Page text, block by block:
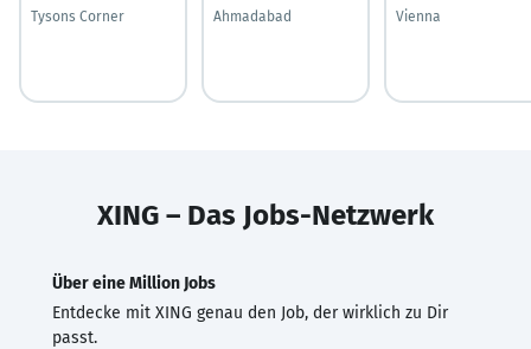
Tysons Corner
Ahmadabad
Vienna
XING – Das Jobs-Netzwerk
Über eine Million Jobs
Entdecke mit XING genau den Job, der wirklich zu Dir
passt.